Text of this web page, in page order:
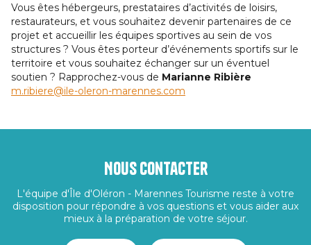
Vous êtes hébergeurs, prestataires d’activités de loisirs,
restaurateurs, et vous souhaitez devenir partenaires de ce
projet et accueillir les équipes sportives au sein de vos
structures ? Vous êtes porteur d’événements sportifs sur le
territoire et vous souhaitez échanger sur un éventuel
soutien ? Rapprochez-vous de Marianne Ribière
m.ribiere@ile-oleron-marennes.com
Nous contacter
L'équipe d'Île d'Oléron - Marennes Tourisme reste à votre
disposition pour répondre à vos questions et vous aider aux
mieux à la préparation de votre séjour.